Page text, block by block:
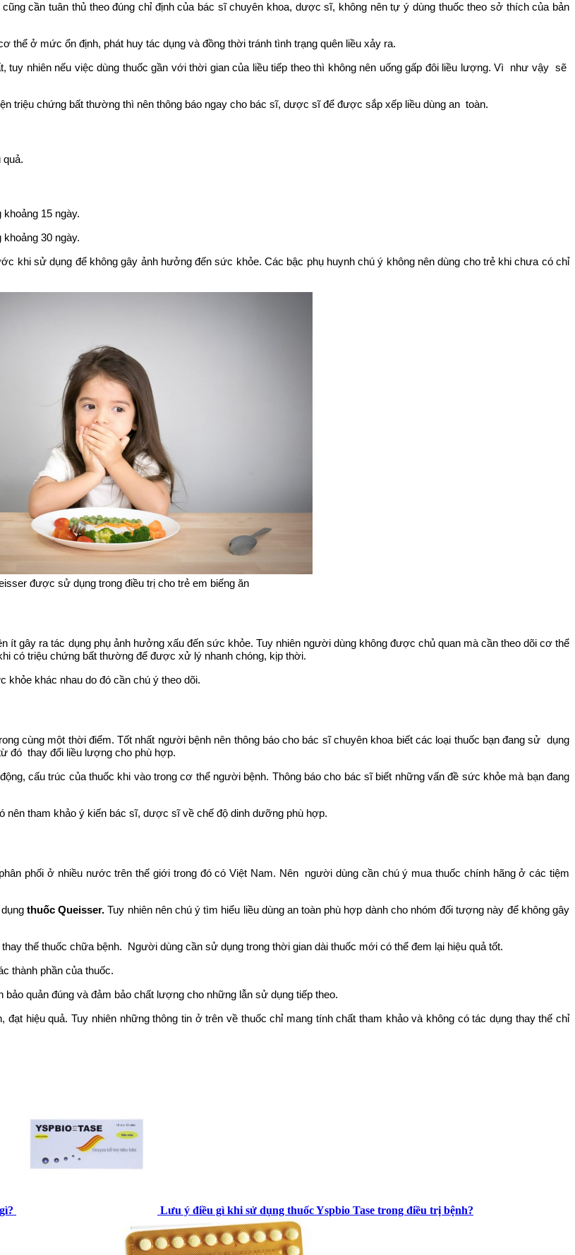
cần tuân thủ theo đúng chỉ định của bác sĩ chuyên khoa, dược sĩ, không nên tự ý dùng thuốc theo sở thích của bản
thể ở mức ổn định, phát huy tác dụng và đồng thời tránh tình trạng quên liều xảy ra.
tuy nhiên nếu việc dùng thuốc gần với thời gian của liều tiếp theo thì không nên uống gấp đôi liều lượng. Vì như vậy sẽ
triệu chứng bất thường thì nên thông báo ngay cho bác sĩ, dược sĩ để được sắp xếp liều dùng an toàn.
quả.
15 ngày.
30 ngày.
khi sử dụng để không gây ảnh hưởng đến sức khỏe. Các bậc phụ huynh chú ý không nên dùng cho trẻ khi chưa có chỉ
được sử dụng trong điều trị cho trẻ em biếng ăn
gây ra tác dụng phụ ảnh hưởng xấu đến sức khỏe. Tuy nhiên người dùng không được chủ quan mà cần theo dõi cơ thể
có triệu chứng bất thường để được xử lý nhanh chóng, kịp thời.
khác nhau do đó cần chú ý theo dõi.
cùng một thời điểm. Tốt nhất người bệnh nên thông báo cho bác sĩ chuyên khoa biết các loại thuốc bạn đang sử dụng
đó thay đổi liều lượng cho phù hợp.
cấu trúc của thuốc khi vào trong cơ thể người bệnh. Thông báo cho bác sĩ biết những vấn đề sức khỏe mà bạn đang
nên tham khảo ý kiến bác sĩ, dược sĩ về chế độ dinh dưỡng phù hợp.
phối ở nhiều nước trên thế giới trong đó có Việt Nam. Nên người dùng cần chú ý mua thuốc chính hãng ở các tiệm
dụngthuốc Queisser. Tuy nhiên nên chú ý tìm hiểu liều dùng an toàn phù hợp dành cho nhóm đối tượng này để không gây
thế thuốc chữa bệnh. Người dùng cần sử dụng trong thời gian dài thuốc mới có thể đem lại hiệu quả tốt.
thành phần của thuốc.
quản đúng và đảm bảo chất lượng cho những lẫn sử dụng tiếp theo.
đạt hiệu quả. Tuy nhiên những thông tin ở trên về thuốc chỉ mang tính chất tham khảo và không có tác dụng thay thế chỉ
Lưu ý điều gì khi sử dụng thuốc Yspbio Tase trong điều trị bệnh?